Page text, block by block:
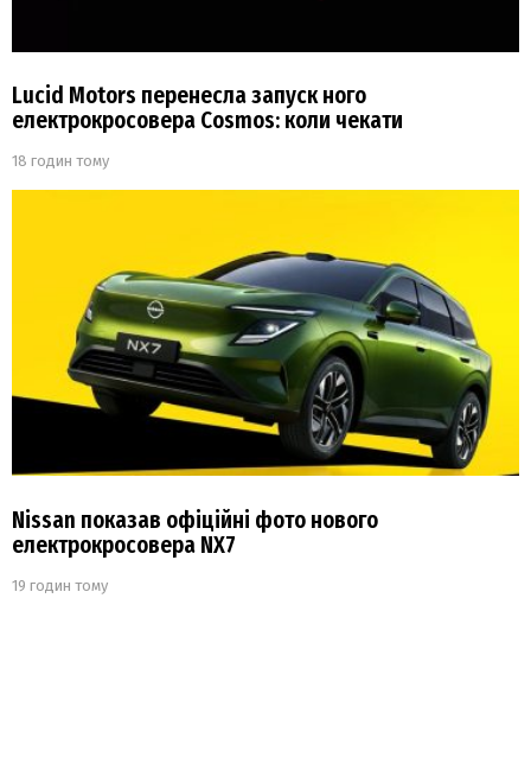
Lucid Motors перенесла запуск ного
електрокросовера Cosmos: коли чекати
18 годин тому
Nissan показав офіційні фото нового
електрокросовера NX7
19 годин тому